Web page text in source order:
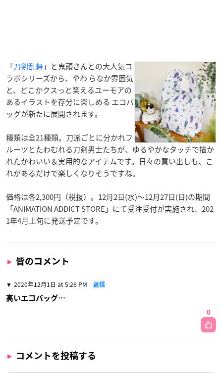
「刀剣乱舞」と鬼頭さんとの大人気コ
ラボシリーズから、やわ らなか雰囲気
と、どこかクスっと笑えるユーモアの
あるイラストを存分に楽しめる エコバ
ッグが新たに展開されます。
種類は全21種類。刀派ごとに分かれフ
ルーツとたわむれる刀剣男士たちが、ゆるやかなタッチで描か
れたかわいい＆実用的なアイテムです。日々の買い出しも、こ
れがあるだけで楽しくなりそうですね。
価格は各2,300円（税抜）。12月2日(水)〜12月27日(日)の期間
「ANIMATION ADDICT STORE」にて受注受付が実施され、202
1年4月上旬に発送予定です。
皆のコメント
2020年12月1日 at 5:26 PM 返信
高いエコバッグ…
0
コメントを投稿する